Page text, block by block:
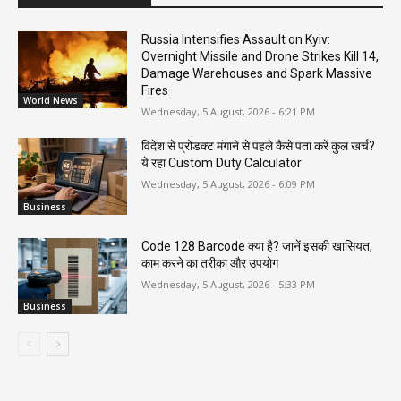
World News
Russia Intensifies Assault on Kyiv:
Overnight Missile and Drone Strikes Kill 14,
Damage Warehouses and Spark Massive
Fires
Wednesday, 5 August, 2026 - 6:21 PM
Business
विदेश से प्रोडक्ट मंगाने से पहले कैसे पता करें कुल खर्च?
ये रहा Custom Duty Calculator
Wednesday, 5 August, 2026 - 6:09 PM
Business
Code 128 Barcode क्या है? जानें इसकी खासियत,
काम करने का तरीका और उपयोग
Wednesday, 5 August, 2026 - 5:33 PM